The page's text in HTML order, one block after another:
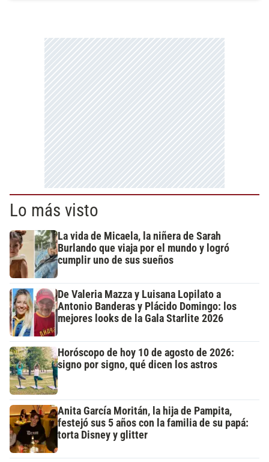
Lo más visto
La vida de Micaela, la niñera de Sarah
Burlando que viaja por el mundo y logró
cumplir uno de sus sueños
De Valeria Mazza y Luisana Lopilato a
Antonio Banderas y Plácido Domingo: los
mejores looks de la Gala Starlite 2026
Horóscopo de hoy 10 de agosto de 2026:
signo por signo, qué dicen los astros
Anita García Moritán, la hija de Pampita,
festejó sus 5 años con la familia de su papá:
torta Disney y glitter